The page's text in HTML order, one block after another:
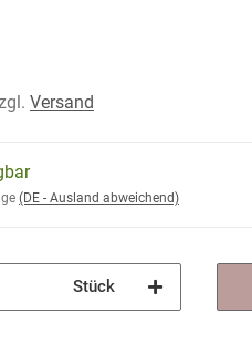
Versand
(DE - Ausland abweichend)
Stück